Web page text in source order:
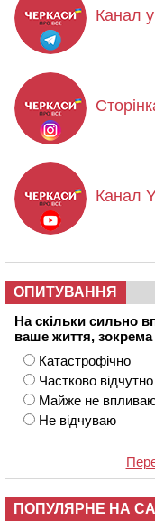
Канал
Канал
ОПИТУВАННЯ
На скільки сильно
ваше життя,
Катастрофічно
Частково відчутно
Майже не
Не відчуваю
ПОПУЛЯРНЕ НА